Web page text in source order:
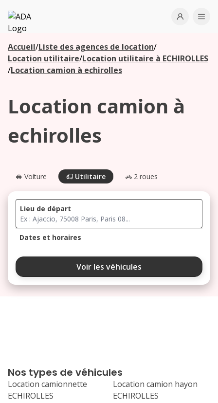
ADA
Open
Accueil/Liste des agences de location/
Location utilitaire/Location utilitaire à ECHIROLLES
/Location camion à echirolles
Location camion à
echirolles
Voiture Utilitaire 2 roues
Lieu de départ
Dates et horaires
août 2026
ma me
24 25 26
31
Voir les véhicules
Nos types de véhicules
Location camionnette
ECHIROLLES
Location camion hayon
ECHIROLLES
Les
agences à
proximité
Commencez
recherche
proximité